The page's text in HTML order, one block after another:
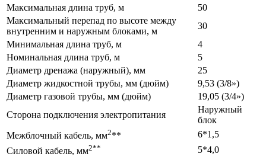
Максимальная длина труб, м
50
Максимальный перепад по высоте между
внутренним и наружным блоками, м
30
Минимальная длина труб, м
4
Номинальная длина труб, м
5
Диаметр дренажа (наружный), мм
25
Диаметр жидкостной трубы, мм (дюйм) 9,53 (3/8»)
Диаметр газовой трубы, мм (дюйм) 19,05 (3/4»)
Сторона подключения электропитания
Наружный
блок
Межблочный кабель, мм2**
6*1,5
Силовой кабель, мм2**
5*4,0